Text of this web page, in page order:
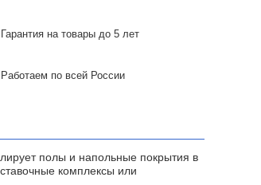
Гарантия на товары до 5 лет
Работаем по всей России
полы и напольные покрытия в
комплексы или